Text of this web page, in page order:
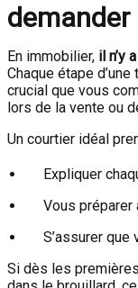
demander
En immobilier, il n’y
Chaque étape
crucial que vous
lors de la vente ou
Un courtier idéal
Expliquer
Vous préparer
S’assurer que
Si dès les